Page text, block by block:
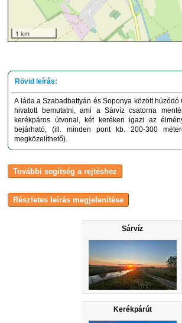
Sárvíz
Kerékpárút
1 km
A láda a Szabadbattyán és Soponya között húzódó
hivatott bemutatni, ami a Sárvíz csatorna
kerékpáros útvonal, két keréken igazi az
bejárható, (ill. minden pont kb. 200-300
megközelíthető).